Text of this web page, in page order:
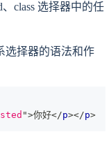
class 选择器中的任
选择器的语法和作
">你好</p></p>